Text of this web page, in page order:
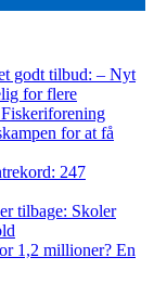
godt tilbud: – Nyt
for flere
for at få
247
tilbage: Skoler
1,2 millioner? En